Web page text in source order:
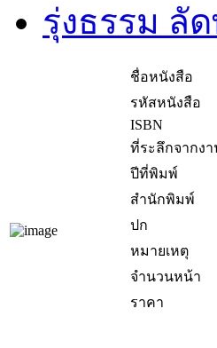
รุ่งธรรม ลั
ชื่อหนังสือ
รหัสหนังสือ
ISBN
ที่ระลึกจากง
ปีที่พิมพ์
สำนักพิมพ์
ปก
หมายเหตุ
จำนวนหน้า
ราคา